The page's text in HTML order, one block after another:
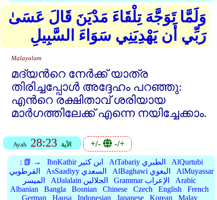
وَلَمَّا تَوَجَّهَ تِلْقَاءَ مَدْيَنَ قَالَ عَسَىٰ
رَبِّي أَن يَهْدِيَنِي سَوَاءَ السَّبِيلِ
Malayalam
മദ്‌യന്‍റെ നേര്‍ക്ക്‌ യാത്ര
തിരിച്ചപ്പോള്‍ അദ്ദേഹം പറഞ്ഞു:
എന്‍റെ രക്ഷിതാവ്‌ ശരിയായ
മാര്‍ഗത്തിലേക്ക്‌ എന്നെ നയിച്ചേക്കാം.
Ayah 28:23 الأية +/- -/+
: 📗 → IbnKathir ابن كثير AtTabariy الطبري
AlQurtubi
القرطوبي
AsSaadiyy السعدي AlBaghawi البغوي
AlMuyassar
الميسر
AlJalalain الجلالين Grammar الإعراب
Arabic
Albanian
Bangla Bosnian Chinese Czech English
French
German
Hausa Indonesian Japanese Korean
Malay